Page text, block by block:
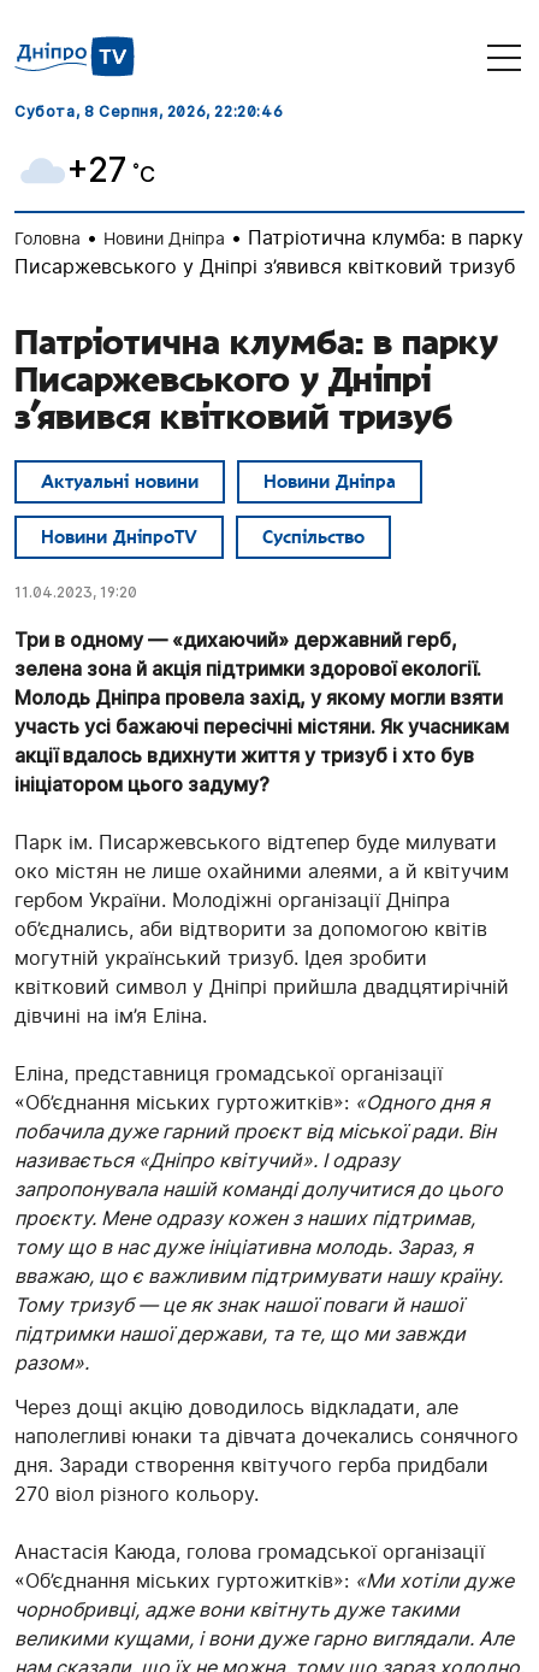
Субота, 8 Серпня, 2026, 22:20:46
+27 ˚C
Головна • Новини Дніпра • Патріотична клумба: в парку
Писаржевського у Дніпрі з’явився квітковий тризуб
Патріотична клумба: в парку
Писаржевського у Дніпрі
з’явився квітковий тризуб
Актуальні новини Новини Дніпра
Новини ДніпроTV Суспільство
11.04.2023, 19:20
Три в одному — «дихаючий» державний герб,
зелена зона й акція підтримки здорової екології.
Молодь Дніпра провела захід, у якому могли взяти
участь усі бажаючі пересічні містяни. Як учасникам
акції вдалось вдихнути життя у тризуб і хто був
ініціатором цього задуму?
Парк ім. Писаржевського відтепер буде милувати
око містян не лише охайними алеями, а й квітучим
гербом України. Молодіжні організації Дніпра
об’єднались, аби відтворити за допомогою квітів
могутній український тризуб. Ідея зробити
квітковий символ у Дніпрі прийшла двадцятирічній
дівчині на ім’я Еліна.
Еліна, представниця громадської організації
«Об’єднання міських гуртожитків»: «Одного дня я
побачила дуже гарний проєкт від міської ради. Він
називається «Дніпро квітучий». І одразу
запропонувала нашій команді долучитися до цього
проєкту. Мене одразу кожен з наших підтримав,
тому що в нас дуже ініціативна молодь. Зараз, я
вважаю, що є важливим підтримувати нашу країну.
Тому тризуб — це як знак нашої поваги й нашої
підтримки нашої держави, та те, що ми завжди
разом».
Через дощі акцію доводилось відкладати, але
наполегливі юнаки та дівчата дочекались сонячного
дня. Заради створення квітучого герба придбали
270 віол різного кольору.
Анастасія Каюда, голова громадської організації
«Об’єднання міських гуртожитків»: «Ми хотіли дуже
чорнобривці, адже вони квітнуть дуже такими
великими кущами, і вони дуже гарно виглядали. Але